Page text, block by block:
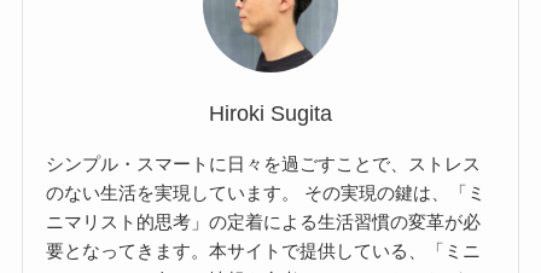
Hiroki Sugita
シンプル・スマートに日々を過ごすことで、ストレス
のない生活を実現しています。 その実現の鍵は、「ミ
ニマリスト的思考」の定着による生活習慣の変革が必
要となってきます。本サイトで提供している、「ミニ